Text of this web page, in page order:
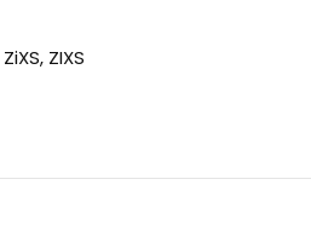
ZiXS, ZIXS